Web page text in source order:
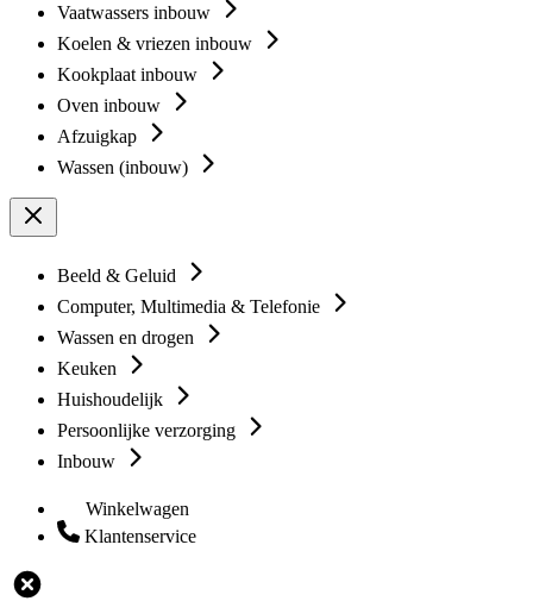
Vaatwassers inbouw
Koelen & vriezen inbouw
Kookplaat inbouw
Oven inbouw
Afzuigkap
Wassen (inbouw)
Beeld & Geluid
Computer, Multimedia & Telefonie
Wassen en drogen
Keuken
Huishoudelijk
Persoonlijke verzorging
Inbouw
Winkelwagen
Klantenservice